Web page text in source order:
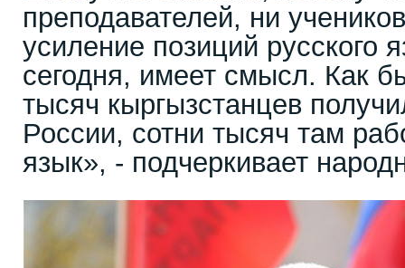
преподавателей, ни
усиление позиций русского
сегодня, имеет смысл. Как
тысяч кыргызстанцев
России, сотни тысяч там
язык», - подчеркивает